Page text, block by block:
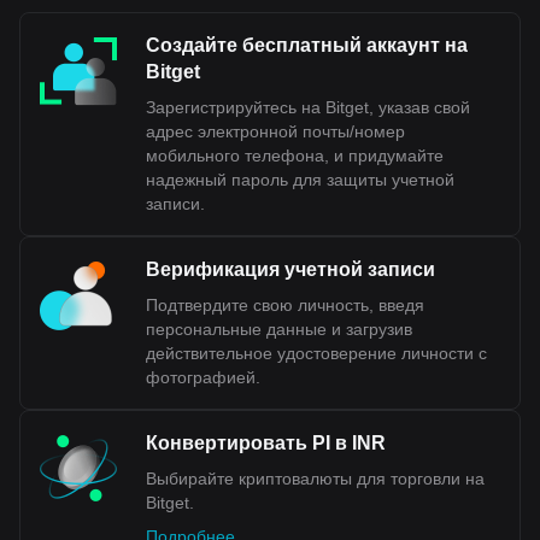
бизнес операций. Эта инициатива была направлена на
снижение затрат, связанных с физической валютой,
повышение эффективности операций и поддержку
растущей цифровой экономики Индии. В отличие от
криптовалют, цифровая рупия является суверенной
, которая контролируется центральным банком и
имеет ту же стоимость, что и ее физический аналог.
показывают, что наиболее популярной парой Pi
является PI к INR, а код валюты Pi — PI.
Используйте криптовалютный калькулятор, чтобы
узнать, на сколько INR можно обменять вашу
криптовалюту.
Создайте бесплатный аккаунт на
Bitget
Зарегистрируйтесь на Bitget, указав свой
адрес электронной почты/номер
мобильного телефона, и придумайте
надежный пароль для защиты учетной
записи.
Верификация учетной записи
Подтвердите свою личность, введя
персональные данные и загрузив
действительное удостоверение личности с
фотографией.
Конвертировать PI в INR
Выбирайте криптовалюты для торговли на
Bitget.